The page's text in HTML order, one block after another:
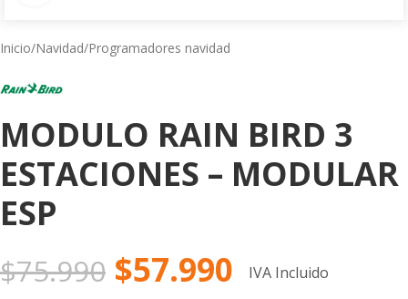
Inicio/Navidad/Programadores navidad
MODULO RAIN BIRD 3
ESTACIONES – MODULAR
ESP
$75.990 $57.990 IVA Incluido